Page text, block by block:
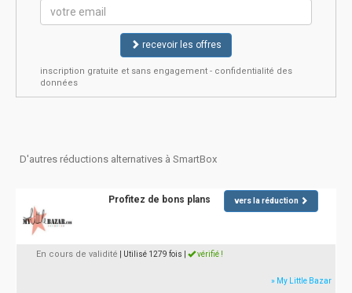
recevoir les offres
inscription gratuite et sans engagement - confidentialité des
données
D'autres réductions alternatives à SmartBox
Profitez de bons plans vers la réduction
En cours de validité | Utilisé 1279 fois vérifié !
» My Little Bazar